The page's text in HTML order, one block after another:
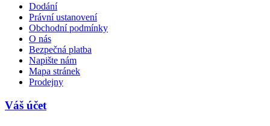
Dodání
Právní ustanovení
Obchodní podmínky
O nás
Bezpečná platba
Napište nám
Mapa stránek
Prodejny
Váš účet